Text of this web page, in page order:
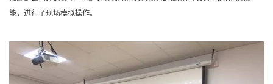
能，进行了现场模拟操作。